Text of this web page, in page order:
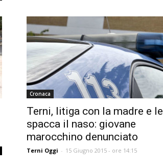
Cronaca
Terni, litiga con la madre e le
spacca il naso: giovane
marocchino denunciato
Terni Oggi - 15 Giugno 2015 - ore 14:15